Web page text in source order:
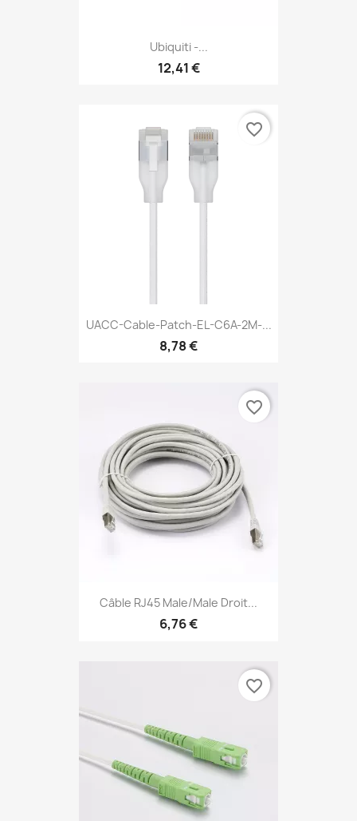
Ubiquiti -...
12,41 €
UACC-Cable-Patch-EL-C6A-2M-...
8,78 €
favorite_border
Câble RJ45 Male/Male Droit...
6,76 €
favorite_border
favorite_border